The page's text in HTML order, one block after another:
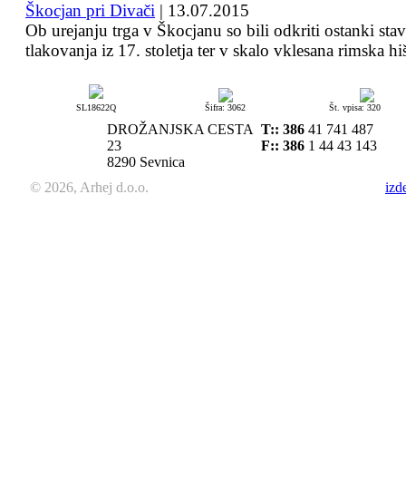
Škocjan pri Divači | 13.07.2015
Ob urejanju trga v Škocjanu so bili odkriti ostanki
tlakovanja iz 17. stoletja ter v skalo vklesana rimska
SL18622Q Šifra: 3062 Št. vpisa: 320
DROŽANJSKA CESTA
23
8290 Sevnica
T:: 386 41 741 487
F:: 386 1 44 43 143
© 2026, Arhej d.o.o.